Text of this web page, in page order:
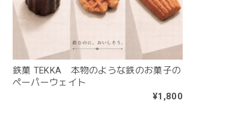
鉄菓 TEKKA 本物のような鉄のお菓子の
ペーパーウェイト
¥1,800